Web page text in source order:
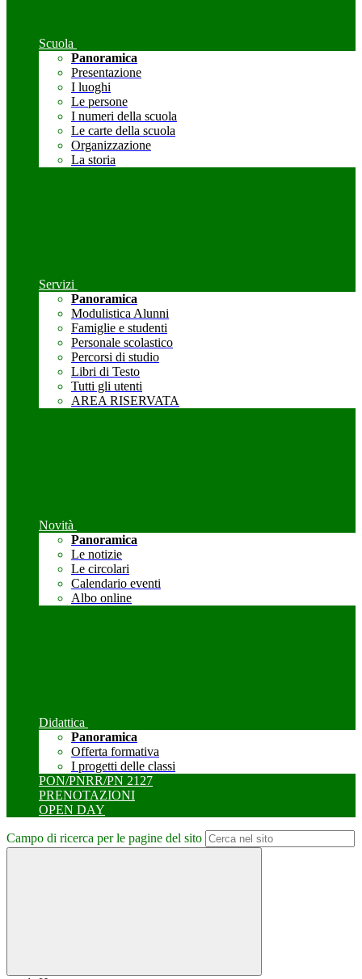
Scuola
Panoramica
Presentazione
I luoghi
Le persone
I numeri della scuola
Le carte della scuola
Organizzazione
La storia
Servizi
Panoramica
Modulistica Alunni
Famiglie e studenti
Personale scolastico
Percorsi di studio
Libri di Testo
Tutti gli utenti
AREA RISERVATA
Novità
Panoramica
Le notizie
Le circolari
Calendario eventi
Albo online
Didattica
Panoramica
Offerta formativa
I progetti delle classi
PON/PNRR/PN 2127
PRENOTAZIONI
OPEN DAY
Campo di ricerca per le pagine del sito